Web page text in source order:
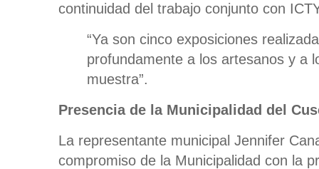
continuidad del trabajo conjunto con
“Ya son cinco exposiciones
profundamente a los artesanos y a
muestra”.
Presencia de la Municipalidad del
La representante municipal Jennifer
compromiso de la Municipalidad con la